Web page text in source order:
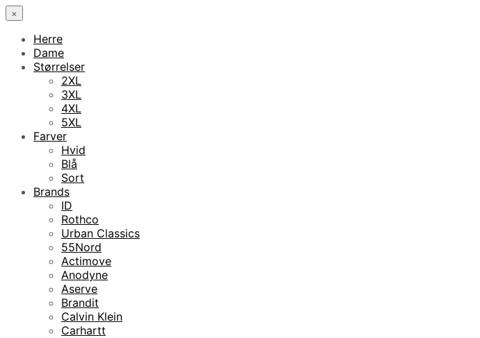
×
Herre
Dame
Størrelser
2XL
3XL
4XL
5XL
Farver
Hvid
Blå
Sort
Brands
ID
Rothco
Urban Classics
55Nord
Actimove
Anodyne
Aserve
Brandit
Calvin Klein
Carhartt